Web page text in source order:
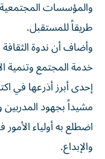
والمؤسسات
طريقاً للمستقبل.
وأضاف أن ندوة
خدمة المجتمع وتنمية
إحدى أبرز أذرعها في
مشيداً بجهود
اضطلع به أولياء
والإبداع.